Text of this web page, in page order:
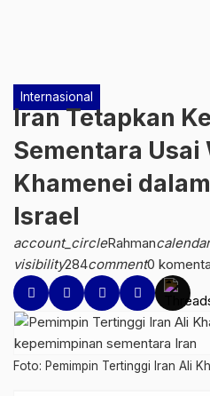
Internasional
Iran Tetapkan
Sementara Usai
Khamenei
Israel
account_circleRahman
visibility284comment0
Foto: Pemimpin Tertinggi Iran Ali